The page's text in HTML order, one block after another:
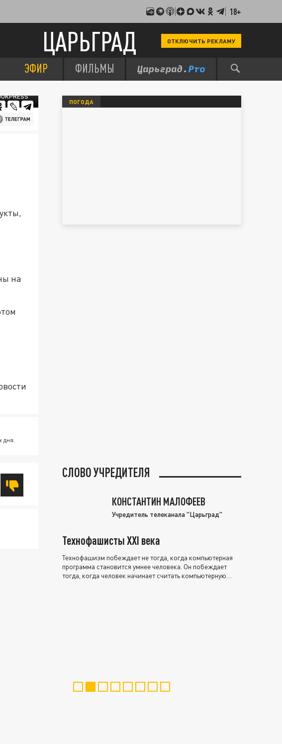
18+
ЦАРЬГРАД ОТКЛЮЧИТЬ РЕКЛАМУ
ЭФИР ФИЛЬМЫ
на
дня.
ПОГОДА
СЛОВО УЧРЕДИТЕЛЯ
КОНСТАНТИН МАЛОФЕЕВ
Учредитель телеканала "Царьград"
Технофашисты XXI века
Технофашизм побеждает не тогда, когда компьютерная
программа становится умнее человека. Он побеждает
тогда, когда человек начинает считать компьютерную